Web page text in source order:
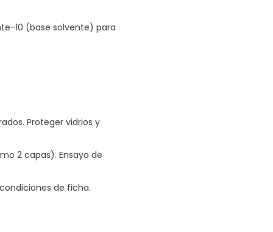
10 (base solvente) para
Proteger vidrios y
2 capas). Ensayo de
de ficha.